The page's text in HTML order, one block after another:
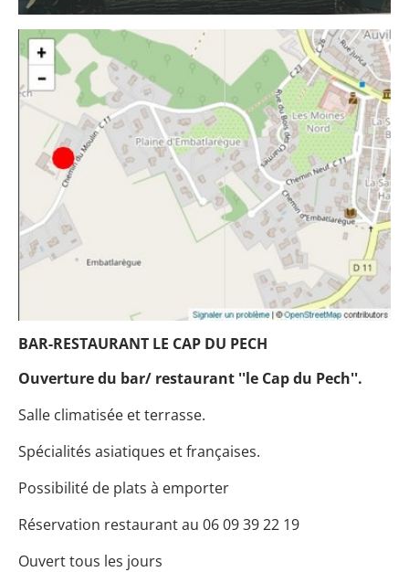
BAR-RESTAURANT LE CAP DU PECH
Ouverture du bar/ restaurant ''le Cap du Pech''.
Salle climatisée et terrasse.
Spécialités asiatiques et françaises.
Possibilité de plats à emporter
Réservation restaurant au 06 09 39 22 19
Ouvert tous les jours